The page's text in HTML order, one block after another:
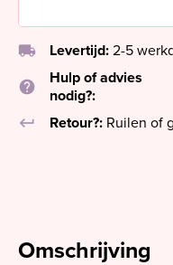
local_shipping Levertijd: 2-5
help
Hulp of advies
nodig?:
keyboard_return
Retour?: Ruilen of
Omschrijving